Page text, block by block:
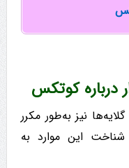
درباره کوتکس
نیز به‌طور مکرر
این موارد به